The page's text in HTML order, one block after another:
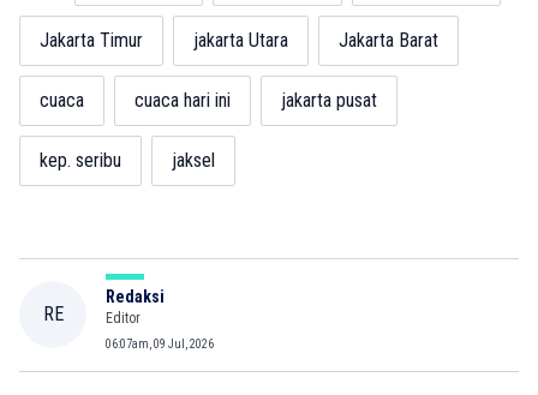
Jakarta Timur jakarta Utara Jakarta Barat
cuaca cuaca hari ini jakarta pusat
kep. seribu jaksel
RE
Redaksi
Editor
06:07am, 09 Jul, 2026